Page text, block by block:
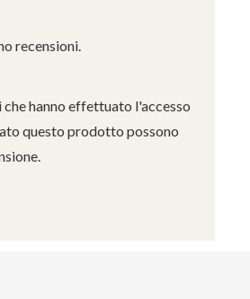
recensioni.
hanno effettuato l'accesso
questo prodotto possono